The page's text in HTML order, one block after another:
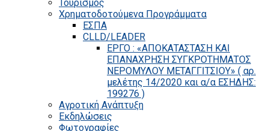
Τουρισμός
Χρηματοδοτούμενα Προγράμματα
ΕΣΠΑ
CLLD/LEADER
ΕΡΓΟ : «ΑΠΟΚΑΤΑΣΤΑΣΗ ΚΑΙ
ΕΠΑΝΑΧΡΗΣΗ ΣΥΓΚΡΟΤΗΜΑΤΟΣ
ΝΕΡΟΜΥΛΟΥ ΜΕΤΑΓΓΙΤΣΙΟΥ» ( αρ.
μελέτης 14/2020 και α/α ΕΣΗΔΗΣ:
199276 )
Αγροτική Ανάπτυξη
Εκδηλώσεις
Φωτογραφίες